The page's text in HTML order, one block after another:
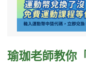
瑜珈老師教你